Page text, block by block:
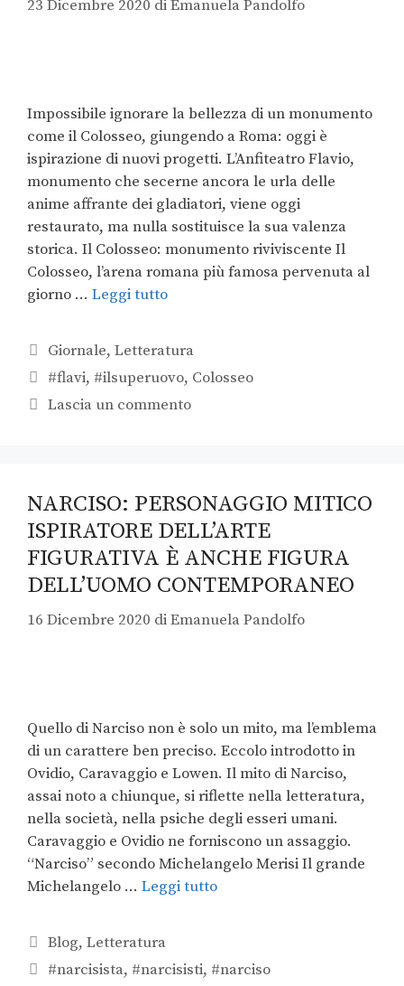
23 Dicembre 2020 diEmanuela Pandolfo
Impossibile ignorare la bellezza di un monumento
come il Colosseo, giungendo a Roma: oggi è
ispirazione di nuovi progetti. L’Anfiteatro Flavio,
monumento che secerne ancora le urla delle
anime affrante dei gladiatori, viene oggi
restaurato, ma nulla sostituisce la sua valenza
storica. Il Colosseo: monumento riviviscente Il
Colosseo, l’arena romana più famosa pervenuta al
giorno … Leggi tutto
Giornale,Letteratura
#flavi, #ilsuperuovo, Colosseo
Lascia un commento
NARCISO: PERSONAGGIO MITICO
ISPIRATORE DELL’ARTE
FIGURATIVA È ANCHE FIGURA
DELL’UOMO CONTEMPORANEO
16 Dicembre 2020 diEmanuela Pandolfo
Quello di Narciso non è solo un mito, ma l’emblema
di un carattere ben preciso. Eccolo introdotto in
Ovidio, Caravaggio e Lowen. Il mito di Narciso,
assai noto a chiunque, si riflette nella letteratura,
nella società, nella psiche degli esseri umani.
Caravaggio e Ovidio ne forniscono un assaggio.
“Narciso” secondo Michelangelo Merisi Il grande
Michelangelo … Leggi tutto
Blog,Letteratura
#narcisista, #narcisisti, #narciso